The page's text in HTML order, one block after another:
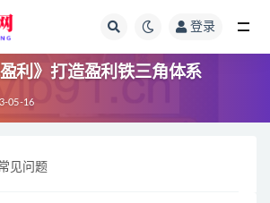
登录
利》打造盈利铁三角体系
05-16
见问题